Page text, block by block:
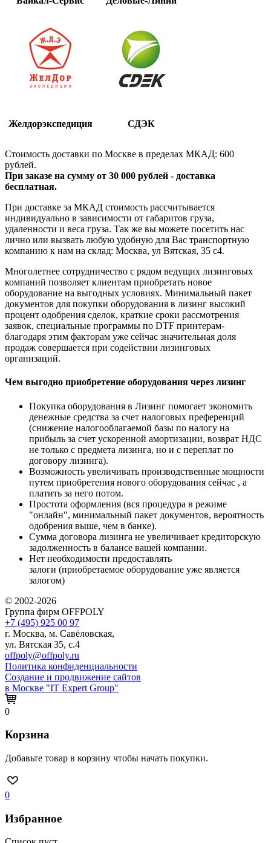
Желдорэкспедиция СДЭК
Стоимость доставки по Москве в пределах МКАД: 600
рублей.
При заказе на сумму от 30 000 рублей - доставка
бесплатная.
При доставке за МКАД стоимость рассчитывается
индивидуально в зависимости от габаритов груза,
удаленности и веса груза. Так же вы можете посетить нас
лично или вызвать любую удобную для Вас транспортную
компанию к нам на склад: Москва, ул Вятская, 35 c4.
Многолетнее сотрудничество с рядом ведущих лизинговых
компаний позволяет клиентам приобретать новое
оборудование на выгодных условиях. Минимальный пакет
документов для покупки оборудования в лизинг высокий
процент одобрения сделок, краткие сроки рассмотрения
заявок, специальные программы по DTF принтерам-
благодаря этим факторам уже сейчас значительная доля
продаж совершается при содействии лизинговых
организаций.
Чем выгодно приобретение оборудования через лизинг
Покупка оборудования в Лизинг помогает экономить
денежные средства за счет налоговых преференций
(снижение налогооблагаемой базы по налогу на
прибыль за счет ускоренной амортизации, возврат НДС
не только с предмета лизинга, но и с переплат по
договору лизинга).
Возможность увеличивать производственные мощности
путем приобретения нового оборудования сейчас , а
платить за него потом.
Простота оформления (вся процедура в режиме
"онлайн", минимальный пакет документов, вероятность
одобрения выше, чем в банке).
Сумма договора лизинга не увеличивает кредиторскую
задолженность в балансе вашей компании.
Нет необходимости предоставлять
залоги (приобретаемое оборудование уже является
залогом)
© 2002-2026
Группа фирм OFFPOLY
+7 (495) 925 00 97
г. Москва, м. Савёловская,
ул. Вятская 35, с.4
offpoly@offpoly.ru
Политика конфиденциальности
Создание и продвижение сайтов
в Москве "IT Expert Group"
0
Корзина
Добавьте товар в корзину чтобы начать покупки.
0
Избранное